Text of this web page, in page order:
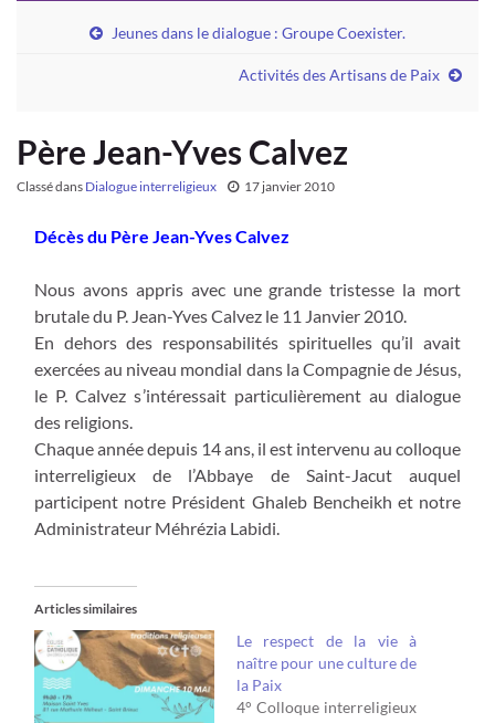
Jeunes dans le dialogue : Groupe Coexister.
Activités des Artisans de Paix
Père Jean-Yves Calvez
Classé dans Dialogue interreligieux 17 janvier 2010
Décès du Père Jean-Yves Calvez
Nous avons appris avec une grande tristesse la mort
brutale du P. Jean-Yves Calvez le 11 Janvier 2010.
En dehors des responsabilités spirituelles qu’il avait
exercées au niveau mondial dans la Compagnie de Jésus,
le P. Calvez s’intéressait particulièrement au dialogue
des religions.
Chaque année depuis 14 ans, il est intervenu au colloque
interreligieux de l’Abbaye de Saint-Jacut auquel
participent notre Président Ghaleb Bencheikh et notre
Administrateur Méhrézia Labidi.
Articles similaires
Le respect de la vie à
naître pour une culture de
la Paix
4° Colloque interreligieux